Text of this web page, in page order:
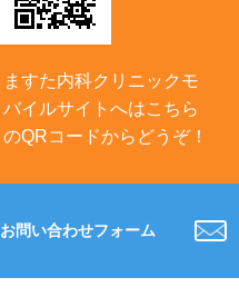
ますた内科クリニックモ
バイルサイトへはこちら
のQRコードからどうぞ！
お問い合わせフォーム